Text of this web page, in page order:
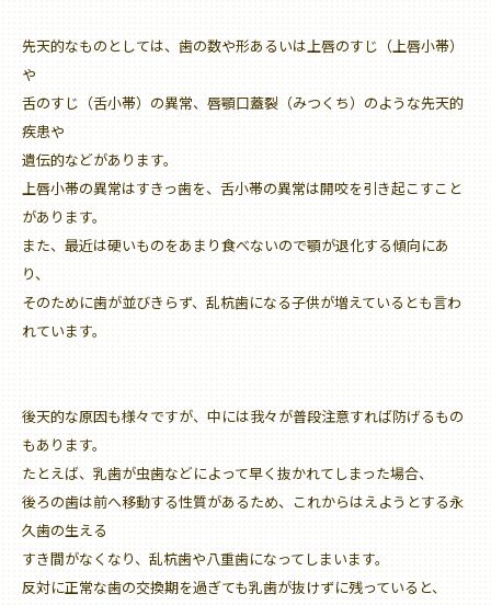
先天的なものとしては、歯の数や形あるいは上唇のすじ（上唇小帯）
や
舌のすじ（舌小帯）の異常、唇顎口蓋裂（みつくち）のような先天的
疾患や
遺伝的などがあります。
上唇小帯の異常はすきっ歯を、舌小帯の異常は開咬を引き起こすこと
があります。
また、最近は硬いものをあまり食べないので顎が退化する傾向にあ
り、
そのために歯が並びきらず、乱杭歯になる子供が増えているとも言わ
れています。
後天的な原因も様々ですが、中には我々が普段注意すれば防げるもの
もあります。
たとえば、乳歯が虫歯などによって早く抜かれてしまった場合、
後ろの歯は前へ移動する性質があるため、これからはえようとする永
久歯の生える
すき間がなくなり、乱杭歯や八重歯になってしまいます。
反対に正常な歯の交換期を過ぎても乳歯が抜けずに残っていると、